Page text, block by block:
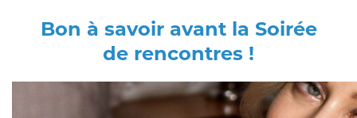
Bon à savoir avant la Soirée
de rencontres !